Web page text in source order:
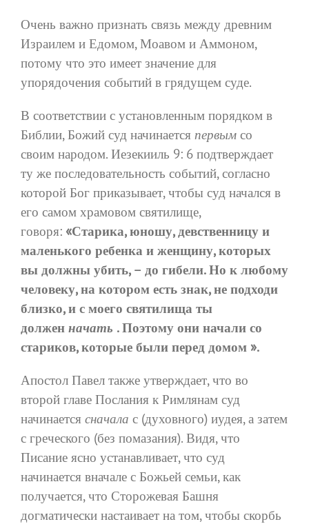
Очень важно признать связь между древним
Израилем и Едомом, Моавом и Аммоном,
потому что это имеет значение для
упорядочения событий в грядущем суде.
В соответствии с установленным порядком в
Библии, Божий суд начинается первым со
своим народом. Иезекииль 9: 6 подтверждает
ту же последовательность событий, согласно
которой Бог приказывает, чтобы суд начался в
его самом храмовом святилище,
говоря: «Старика, юношу, девственницу и
маленького ребенка и женщину, которых
вы должны убить, – до гибели. Но к любому
человеку, на котором есть знак, не подходи
близко, и с моего святилища ты
должен начать . Поэтому они начали со
стариков, которые были перед домом ».
Апостол Павел также утверждает, что во
второй главе Послания к Римлянам суд
начинается сначала с (духовного) иудея, а затем
с греческого (без помазания). Видя, что
Писание ясно устанавливает, что суд
начинается вначале с Божьей семьи, как
получается, что Сторожевая Башня
догматически настаивает на том, чтобы скорбь